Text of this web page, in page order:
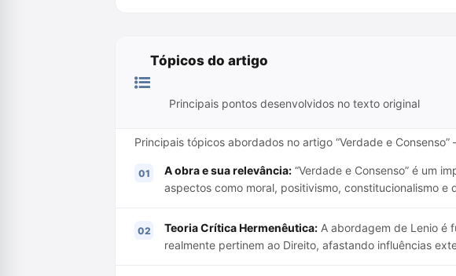
Tópicos do artigo
Principais pontos desenvolvidos no texto original
Principais tópicos abordados no artigo “Verdade e
A obra e sua relevância: “Verdade e Consenso” é um
aspectos como moral, positivismo, constitucionalismo e
Teoria Crítica Hermenêutica: A abordagem de Lenio é
realmente pertinem ao Direito, afastando influências